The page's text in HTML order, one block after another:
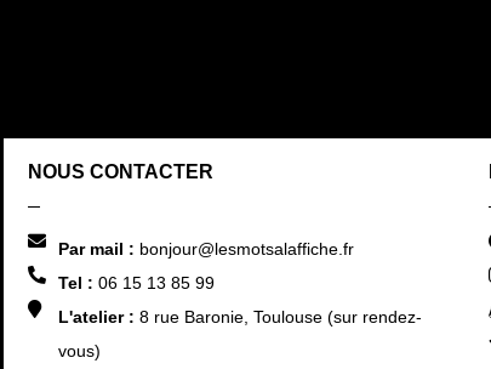
NOUS CONTACTER
Par mail : bonjour@lesmotsalaffiche.fr
Tel : 06 15 13 85 99
L'atelier : 8 rue Baronie, Toulouse (sur rendez-
vous)